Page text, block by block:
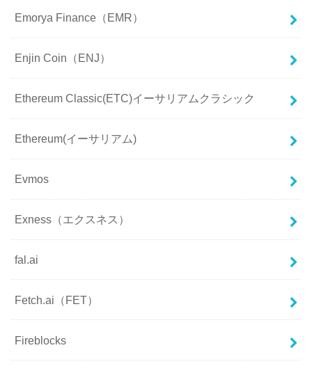
Emorya Finance（EMR）
Enjin Coin（ENJ）
Ethereum Classic(ETC)イーサリアムクラシック
Ethereum(イーサリアム)
Evmos
Exness（エクスネス）
fal.ai
Fetch.ai（FET）
Fireblocks